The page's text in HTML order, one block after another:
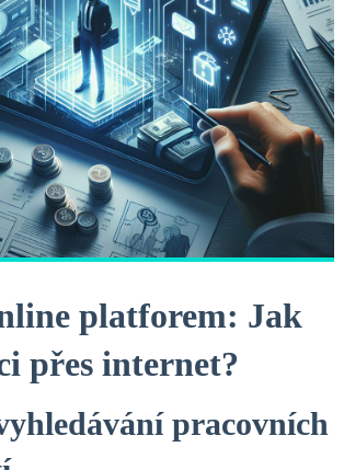
platforem: Jak
přes internet?
pracovních